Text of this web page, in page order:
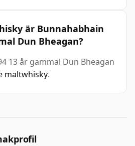
är Bunnahabhain
Dun Bheagan?
13 år gammal Dun Bheagan
maltwhisky.